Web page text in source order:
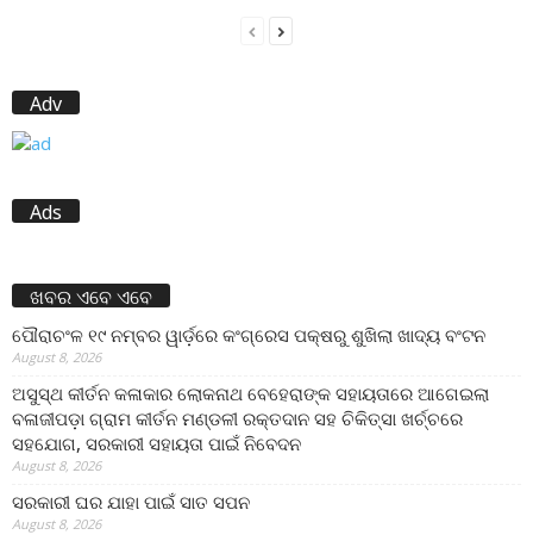
Adv
Ads
ଖବର ଏବେ ଏବେ
ପୌରାଚଂଳ ୧୯ ନମ୍ବର ୱାର୍ଡ଼ରେ କଂଗ୍ରେସ ପକ୍ଷରୁ ଶୁଖିଲା ଖାଦ୍ୟ ବଂଟନ
August 8, 2026
ଅସୁସ୍ଥ କୀର୍ତନ କଳାକାର ଲୋକନାଥ ବେହେରାଙ୍କ ସହାୟତାରେ ଆଗେଇଲା
ବଳାଜୀପଡ଼ା ଗ୍ରାମ କୀର୍ତନ ମଣ୍ଡଳୀ ରକ୍ତଦାନ ସହ ଚିକିତ୍ସା ଖର୍ଚ୍ଚରେ
ସହଯୋଗ, ସରକାରୀ ସହାୟତା ପାଇଁ ନିବେଦନ
August 8, 2026
ସରକାରୀ ଘର ଯାହା ପାଇଁ ସାତ ସପନ
August 8, 2026